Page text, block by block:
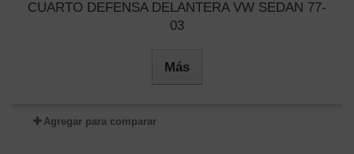
CUARTO DEFENSA DELANTERA VW SEDAN 77-
03
Más
Agregar para comparar